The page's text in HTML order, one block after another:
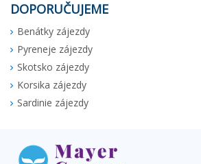
DOPORUČUJEME
Benátky zájezdy
Pyreneje zájezdy
Skotsko zájezdy
Korsika zájezdy
Sardinie zájezdy